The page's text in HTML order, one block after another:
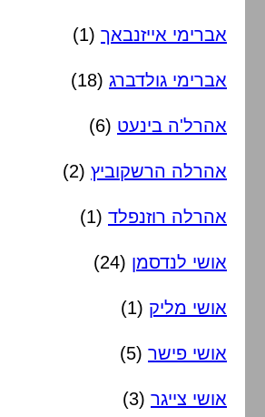
אברימי אייזנבאך (1)
אברימי גולדברג (18)
אהרל'ה בינעט (6)
אהרלה הרשקוביץ (2)
אהרלה רוזנפלד (1)
אושי לנדסמן (24)
אושי מליק (1)
אושי פישר (5)
אושי צייגר (3)